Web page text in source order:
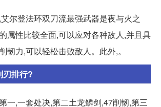
尔登法环双刀流最强武器是夜与火之
属性比较全面,可以应对各种敌人,并且具
韧力,可以轻松击败敌人。此外,。
刃排行?
一,一套处决,第二土龙鳞剑,47削韧,第三